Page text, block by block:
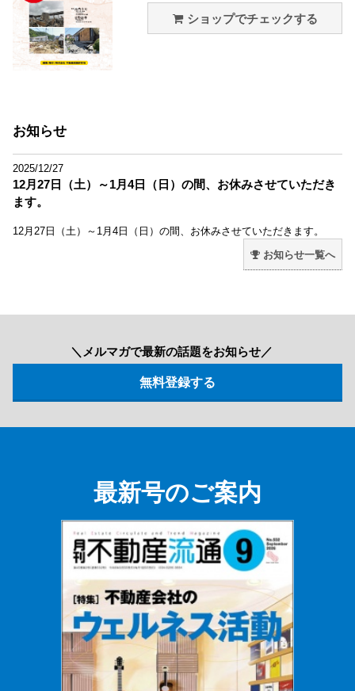
ショップでチェックする
お知らせ
2025/12/27
12月27日（土）～1月4日（日）の間、お休みさせていただき
ます。
12月27日（土）～1月4日（日）の間、お休みさせていただきます。
お知らせ一覧へ
＼メルマガで最新の話題をお知らせ／
最新号のご案内